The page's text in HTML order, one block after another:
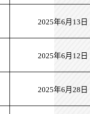
2025年6月13日
2025年6月12日
2025年6月28日